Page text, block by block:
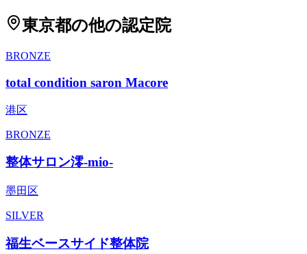
東京都の他の認定院
BRONZE
total condition saron Macore
港区
BRONZE
整体サロン澪-mio-
墨田区
SILVER
福生ベースサイド整体院